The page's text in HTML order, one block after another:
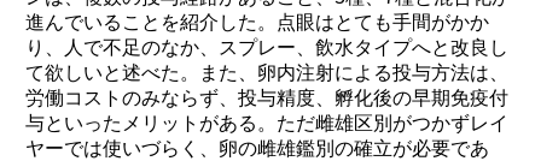
進んでいることを紹介した。点眼はとても手間がかか
り、人で不足のなか、スプレー、飲水タイプへと改良し
て欲しいと述べた。また、卵内注射による投与方法は、
労働コストのみならず、投与精度、孵化後の早期免疫付
与といったメリットがある。ただ雌雄区別がつかずレイ
ヤーでは使いづらく、卵の雌雄鑑別の確立が必要であ